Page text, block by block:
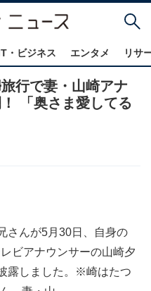
・ビジネス エンタメ リサ
行で妻・山崎アナ
「奥さま愛してる
さんが5月30日、自身の
ビアナウンサーの山崎夕
露しました。※崎はたつ